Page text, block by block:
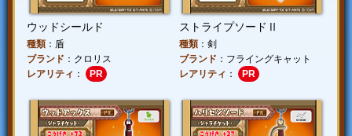
ウッドシールド
種類 ：盾
ブランド ：クロリス
レアリティ ： PR
ストライプソードⅡ
種類：剣
ブランド ：フライングキャット
レアリティ ： PR